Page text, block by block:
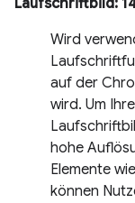
Laufschriftbild:
Wird
auf der
wird. Um
hohe
Elemente
können